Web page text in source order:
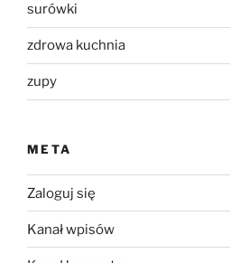
surówki
zdrowa kuchnia
zupy
META
Zaloguj się
Kanał wpisów